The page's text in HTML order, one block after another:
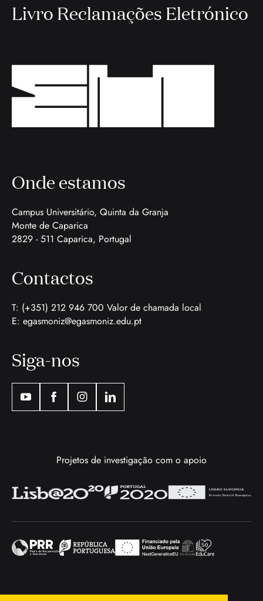
Livro Reclamações Eletrónico
Onde estamos
Campus Universitário, Quinta da Granja
Monte de Caparica
2829 - 511 Caparica, Portugal
Contactos
T: (+351) 212 946 700 Valor de chamada local
E: egasmoniz@egasmoniz.edu.pt
Siga-nos
Projetos de investigação com o apoio